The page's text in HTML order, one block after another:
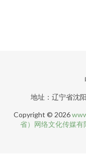
地址：辽宁省沈
Copyright © 2026
省）网络文化传媒有